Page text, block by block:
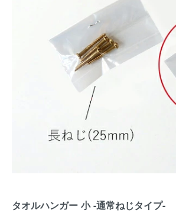
タオルハンガー 小 -通常ねじタイプ-